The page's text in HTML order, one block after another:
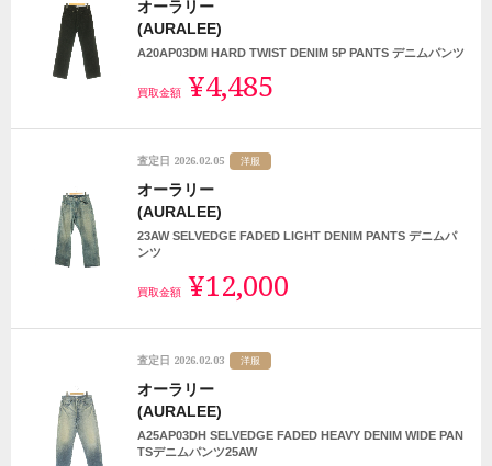
オーラリー
(AURALEE)
A20AP03DM HARD TWIST DENIM 5P PANTS デニムパンツ
買取金額 ¥4,485
査定日 2026.02.05 洋服
オーラリー
(AURALEE)
23AW SELVEDGE FADED LIGHT DENIM PANTS デニムパ
ンツ
買取金額 ¥12,000
査定日 2026.02.03 洋服
オーラリー
(AURALEE)
A25AP03DH SELVEDGE FADED HEAVY DENIM WIDE PAN
TSデニムパンツ25AW